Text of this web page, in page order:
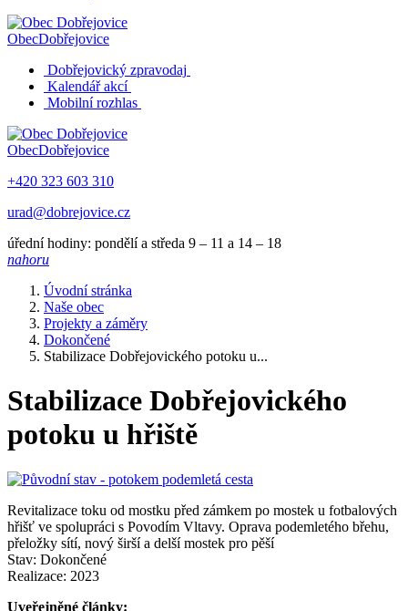
ObecDobřejovice
Dobřejovický zpravodaj
Kalendář akcí
Mobilní rozhlas
ObecDobřejovice
+420 323 603 310
urad@dobrejovice.cz
úřední hodiny: pondělí a středa 9 – 11 a 14 – 18
nahoru
Úvodní stránka
Naše obec
Projekty a záměry
Dokončené
Stabilizace Dobřejovického potoku u...
Stabilizace Dobřejovického
potoku u hřiště
Revitalizace toku od mostku před zámkem po mostek u fotbalových
hřišť ve spolupráci s Povodím Vltavy. Oprava podemletého břehu,
přeložky sítí, nový širší a delší mostek pro pěší
Stav: Dokončené
Realizace: 2023
Uveřejněné články: